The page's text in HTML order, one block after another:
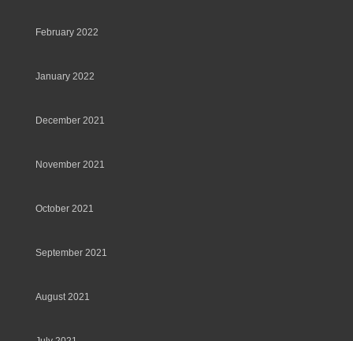
February 2022
January 2022
December 2021
November 2021
October 2021
September 2021
August 2021